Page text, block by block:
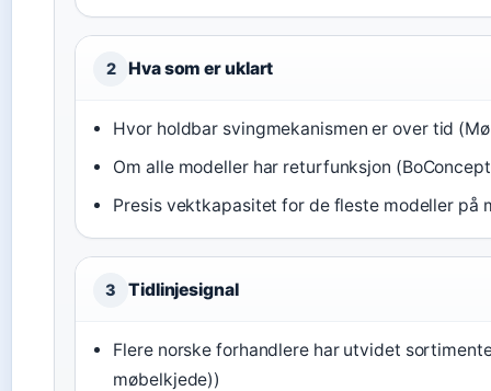
2 Hva som er uklart
Hvor holdbar svingmekanismen er over tid
Om alle modeller har returfunksjon
Presis vektkapasitet for de fleste modeller på
3 Tidlinjesignal
Flere norske forhandlere har utvidet
møbelkjede))